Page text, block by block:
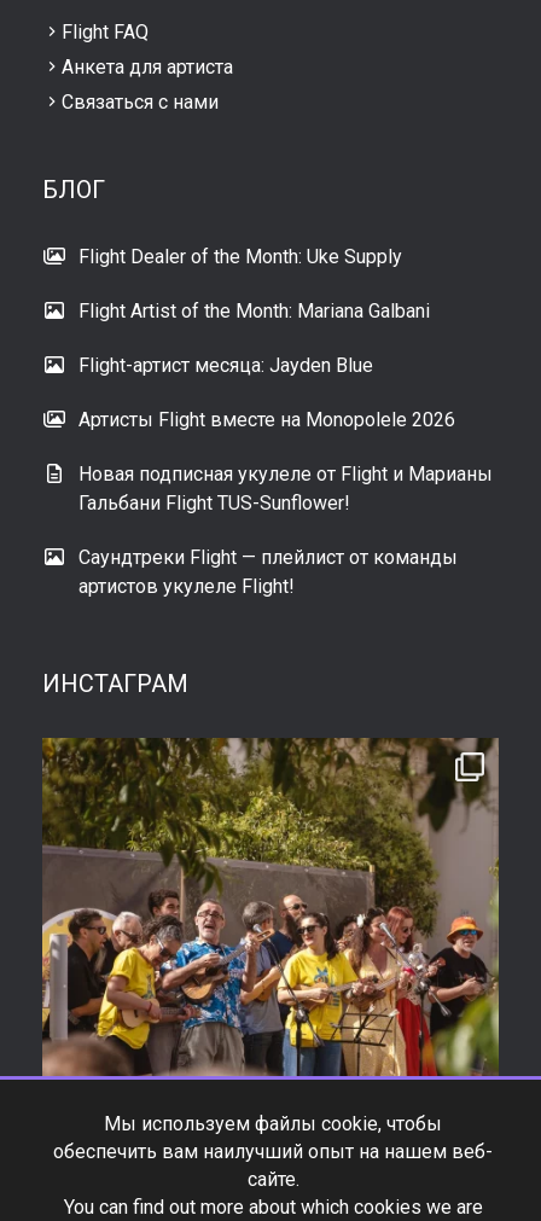
Flight FAQ
Анкета для артиста
Связаться с нами
БЛОГ
Flight Dealer of the Month: Uke Supply
Flight Artist of the Month: Mariana Galbani
Flight-артист месяца: Jayden Blue
Артисты Flight вместе на Monopolele 2026
Новая подписная укулеле от Flight и Марианы
Гальбани Flight TUS-Sunflower!
Саундтреки Flight — плейлист от команды
артистов укулеле Flight!
ИНСТАГРАМ
Мы используем файлы cookie, чтобы
обеспечить вам наилучший опыт на нашем веб-
сайте.
You can find out more about which cookies we are